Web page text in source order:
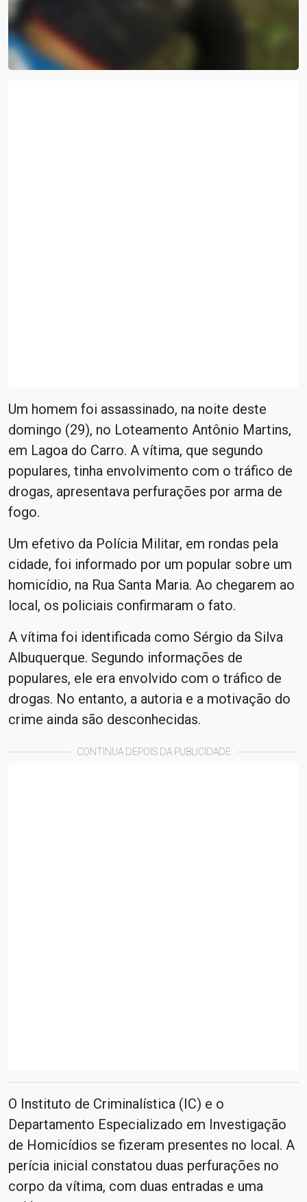
Um homem foi assassinado, na noite deste
domingo (29), no Loteamento Antônio Martins,
em Lagoa do Carro. A vítima, que segundo
populares, tinha envolvimento com o tráfico de
drogas, apresentava perfurações por arma de
fogo.
Um efetivo da Polícia Militar, em rondas pela
cidade, foi informado por um popular sobre um
homicídio, na Rua Santa Maria. Ao chegarem ao
local, os policiais confirmaram o fato.
A vítima foi identificada como Sérgio da Silva
Albuquerque. Segundo informações de
populares, ele era envolvido com o tráfico de
drogas. No entanto, a autoria e a motivação do
crime ainda são desconhecidas.
CONTINUA DEPOIS DA PUBLICIDADE
O Instituto de Criminalística (IC) e o
Departamento Especializado em Investigação
de Homicídios se fizeram presentes no local. A
perícia inicial constatou duas perfurações no
corpo da vítima, com duas entradas e uma